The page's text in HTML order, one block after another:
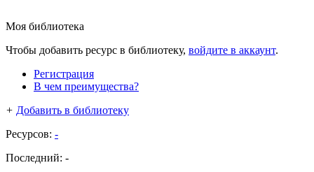
Моя библиотека
Чтобы добавить ресурс в библиотеку, войдите в аккаунт.
Регистрация
В чем преимущества?
+ Добавить в библиотеку
Ресурсов: -
Последний: -